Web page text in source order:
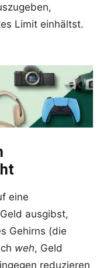
Limit einhältst.
eine
ausgibst,
Gehirns (die
weh, Geld
reduzieren